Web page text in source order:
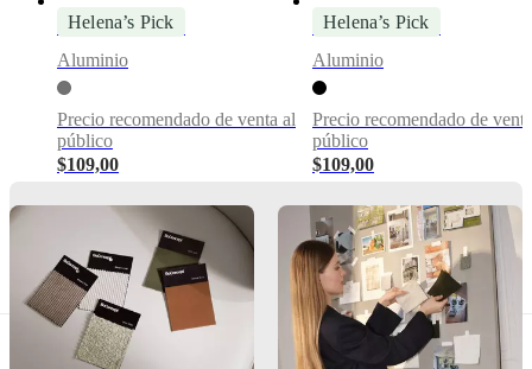
Dimensiones
pesos
34
cm
Altura
Helena’s Pick
Escultura Flora 4
Aluminio
Precio recomendado de venta al
público
$109,00
Helena’s Pick
Escultura Flora 4
Aluminio
Precio recomendado de
público
$109,00